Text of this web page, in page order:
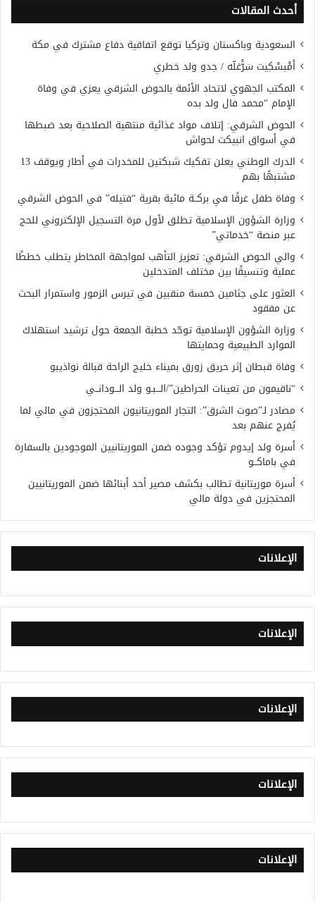
أحدث المقالات
السعودية وباكستان وتركيا توقع اتفاقية دفاع مشترك في مكة
أَمْبسْكِيت سَرّْغلّه / جدو ولد خطري
المكتب الجهوي لاتحاد الأئمة بالحوض الشرقي يعزي في وفاة
الإمام “محمد فال ولد بده
الحوض الشرقي: إتلاف مواد غذائية منتهية الصلاحية بعد ضبطها
في أسواق انبيكت لحواش
الدرك الوطني يعلن تفكيك شبكتين للمخدرات في أطار ويوقف 13
مشتبهًا بهم
وفاة طفل غرقًا في بركــة مائية بقرية “فتيله” في الحوض الشرقي
وزارة الشؤون الإسلامية تطلق لأول مرة التسجيل الإلكتروني للحج
عبر منصة “خدماتي”
والي الحوض الشرقي: تعزيز التأهب لمواجهة المخاطر يتطلب خططًا
عملية وتنسيقًا بين مختلف المتدخلين
العثور على جثامين خمسة منقبين في تيرس الزمور واستمرار البحث
عن مفقود
وزارة الشؤون الإسلامية توحّد خطبة الجمعة حول ترشيد استهلاك
الموارد الطبيعية وحمايتها
وفاة قبطان إثر حريق زورق بميناء خليج الراحة قبالة نواذيبو
“ناقيمون من تعينات الحراطين”/الـــبـو ولد الـــودانــي
مصادر لـ”صوت الشرق”: التجار الموريتانيون المحتجزون في مالي لما
يُفرج عنهم بعد
أسرة ولد إيدوم تؤكد وجوده ضمن الموريتانيين الموجودين بالسفارة
في باماكــو
أسرة موريتانية تطالب بكشف مصير أحد أبنائها ضمن الموريتانيين
المحتجزين في دولة مالي
الإعلانات
الإعلانات
الإعلانات
الإعلانات
الإعلانات